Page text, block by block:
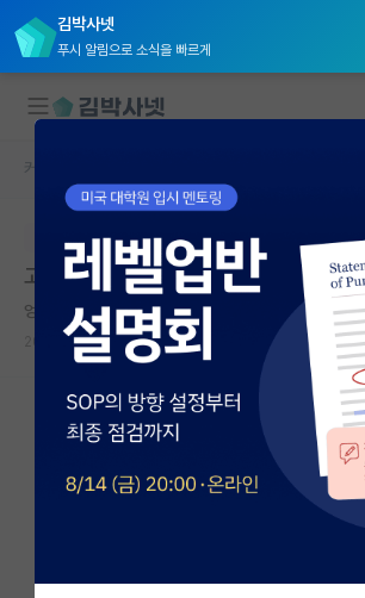
김박사넷
푸시 알림으로 소식을 빠르게
대학원생 모집
국내대학원 정보
연구실&오픈랩
커뮤니티
커뮤니티 홈
전체글보기
베스트 게시판
자유 게시판(아무개랩)
커뮤니티 홈
본문이 수정되지 않는 박제글입니다.
고대 예비합격
엉뚱한 임마누엘 칸트
2025.06.04 37 4302